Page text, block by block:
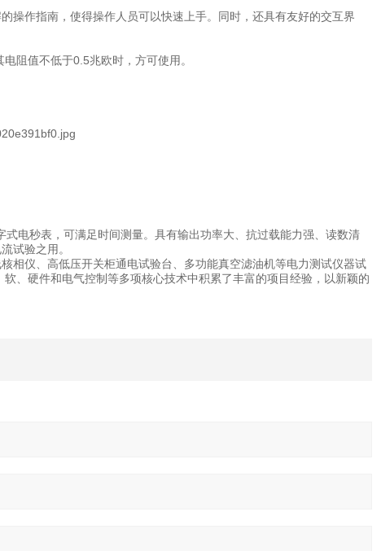
操作指南，使得操作人员可以快速上手。同时，还具有友好的交互界
阻值不低于0.5兆欧时，方可使用。
电秒表，可满足时间测量。具有输出功率大、抗过载能力强、读数清
试验之用。
相仪、高低压开关柜通电试验台、多功能真空滤油机等电力测试仪器试
、硬件和电气控制等多项核心技术中积累了丰富的项目经验，以新颖的